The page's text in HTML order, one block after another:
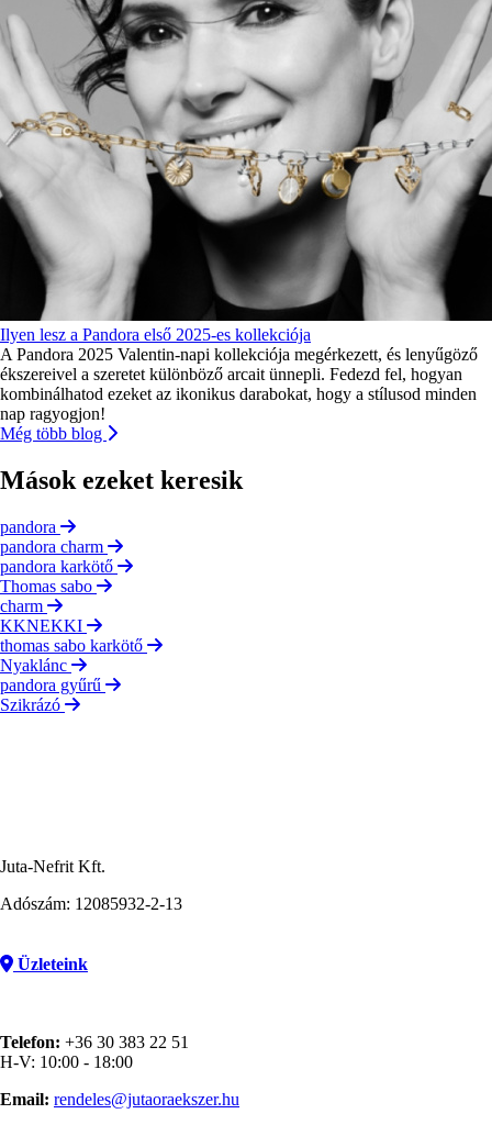
Ilyen lesz a Pandora első 2025-es kollekciója
A Pandora 2025 Valentin-napi kollekciója megérkezett, és lenyűgöző
ékszereivel a szeretet különböző arcait ünnepli. Fedezd fel, hogyan
kombinálhatod ezeket az ikonikus darabokat, hogy a stílusod minden
nap ragyogjon!
Még több blog
Mások ezeket keresik
pandora
pandora charm
pandora karkötő
Thomas sabo
charm
KKNEKKI
thomas sabo karkötő
Nyaklánc
pandora gyűrű
Szikrázó
Juta-Nefrit Kft.
Adószám: 12085932-2-13
Üzleteink
Telefon: +36 30 383 22 51
H-V: 10:00 - 18:00
Email: rendeles@jutaoraekszer.hu